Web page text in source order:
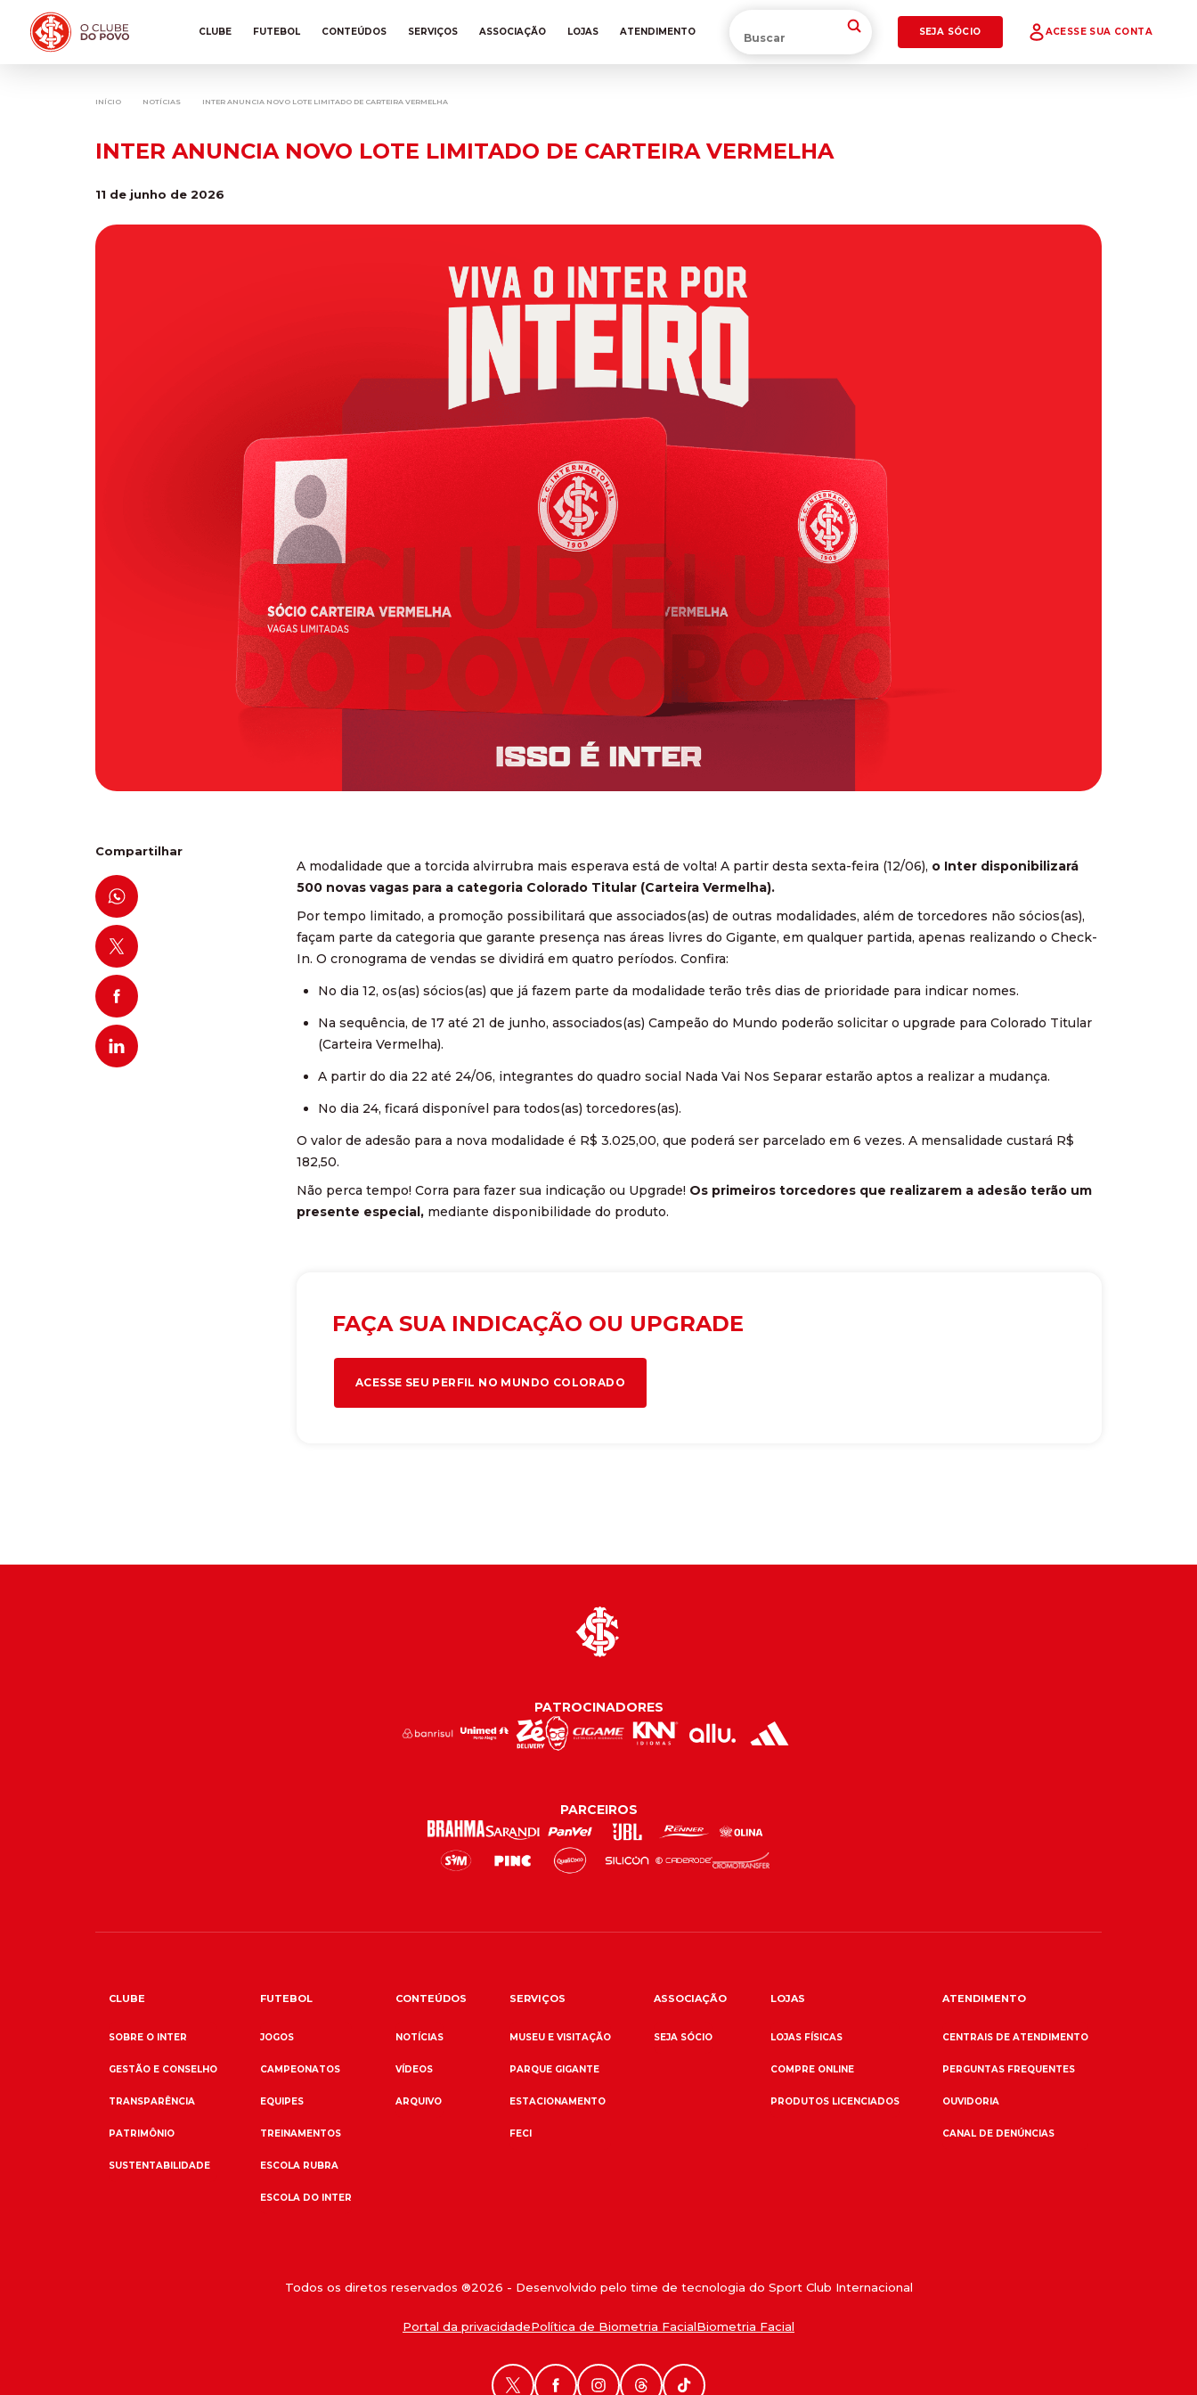
CLUBE FUTEBOL CONTEÚDOS SERVIÇOS ASSOCIAÇÃO LOJAS ATENDIMENTO SEJA SÓCIO ACESSE SUA CONTA
INÍCIO NOTÍCIAS INTER ANUNCIA NOVO LOTE LIMITADO DE CARTEIRA VERMELHA
INTER ANUNCIA NOVO LOTE LIMITADO DE CARTEIRA VERMELHA
11 de junho de 2026
Compartilhar
A modalidade que a torcida alvirrubra mais esperava está de volta! A partir desta sexta-feira (12/06), o Inter disponibilizará
500 novas vagas para a categoria Colorado Titular (Carteira Vermelha).
Por tempo limitado, a promoção possibilitará que associados(as) de outras modalidades, além de torcedores não sócios(as),
façam parte da categoria que garante presença nas áreas livres do Gigante, em qualquer partida, apenas realizando o Check-
In. O cronograma de vendas se dividirá em quatro períodos. Confira:
No dia 12, os(as) sócios(as) que já fazem parte da modalidade terão três dias de prioridade para indicar nomes.
Na sequência, de 17 até 21 de junho, associados(as) Campeão do Mundo poderão solicitar o upgrade para Colorado Titular
(Carteira Vermelha).
A partir do dia 22 até 24/06, integrantes do quadro social Nada Vai Nos Separar estarão aptos a realizar a mudança.
No dia 24, ficará disponível para todos(as) torcedores(as).
O valor de adesão para a nova modalidade é R$ 3.025,00, que poderá ser parcelado em 6 vezes. A mensalidade custará R$
182,50.
Não perca tempo! Corra para fazer sua indicação ou Upgrade! Os primeiros torcedores que realizarem a adesão terão um
presente especial, mediante disponibilidade do produto.
FAÇA SUA INDICAÇÃO OU UPGRADE
ACESSE SEU PERFIL NO MUNDO COLORADO
PATROCINADORES
PARCEIROS
CLUBE
SOBRE O INTER
GESTÃO E CONSELHO
TRANSPARÊNCIA
PATRIMÔNIO
SUSTENTABILIDADE
FUTEBOL
JOGOS
CAMPEONATOS
EQUIPES
TREINAMENTOS
ESCOLA RUBRA
ESCOLA DO INTER
CONTEÚDOS
NOTÍCIAS
VÍDEOS
ARQUIVO
SERVIÇOS
MUSEU E VISITAÇÃO
PARQUE GIGANTE
ESTACIONAMENTO
FECI
ASSOCIAÇÃO
SEJA SÓCIO
LOJAS
LOJAS FÍSICAS
COMPRE ONLINE
PRODUTOS LICENCIADOS
ATENDIMENTO
CENTRAIS DE ATENDIMENTO
PERGUNTAS FREQUENTES
OUVIDORIA
CANAL DE DENÚNCIAS
Todos os diretos reservados ®2026 - Desenvolvido pelo time de tecnologia do Sport Club Internacional
Portal da privacidadePolítica de Biometria FacialBiometria Facial